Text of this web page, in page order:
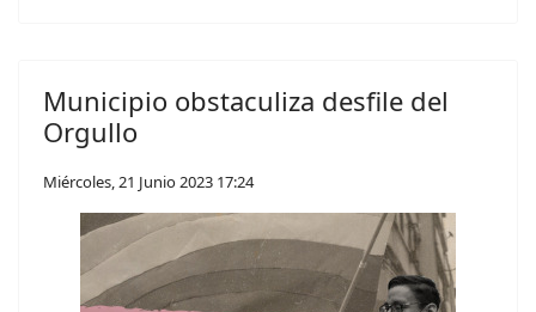
Municipio obstaculiza desfile del
Orgullo
Miércoles, 21 Junio 2023 17:24